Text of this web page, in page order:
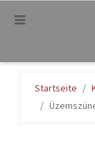
.
Startseite